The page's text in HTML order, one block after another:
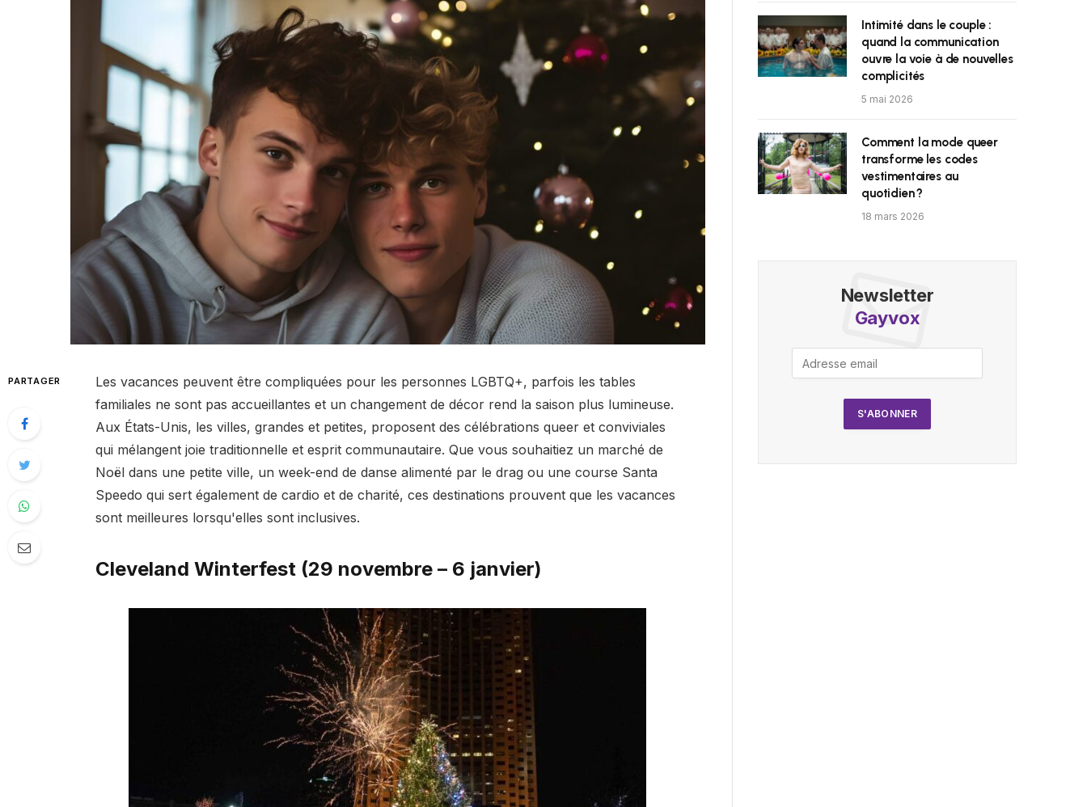
PARTAGER
Les vacances peuvent être compliquées pour les personnes LGBTQ+, parfois les tables
familiales ne sont pas accueillantes et un changement de décor rend la saison plus lumineuse.
Aux États-Unis, les villes, grandes et petites, proposent des célébrations queer et conviviales
qui mélangent joie traditionnelle et esprit communautaire. Que vous souhaitiez un marché de
Noël dans une petite ville, un week-end de danse alimenté par le drag ou une course Santa
Speedo qui sert également de cardio et de charité, ces destinations prouvent que les vacances
sont meilleures lorsqu'elles sont inclusives.
Cleveland Winterfest (29 novembre – 6 janvier)
Intimité dans le couple :
quand la communication
ouvre la voie à de nouvelles
complicités
5 mai 2026
Comment la mode queer
transforme les codes
vestimentaires au
quotidien ?
18 mars 2026
Newsletter
Gayvox